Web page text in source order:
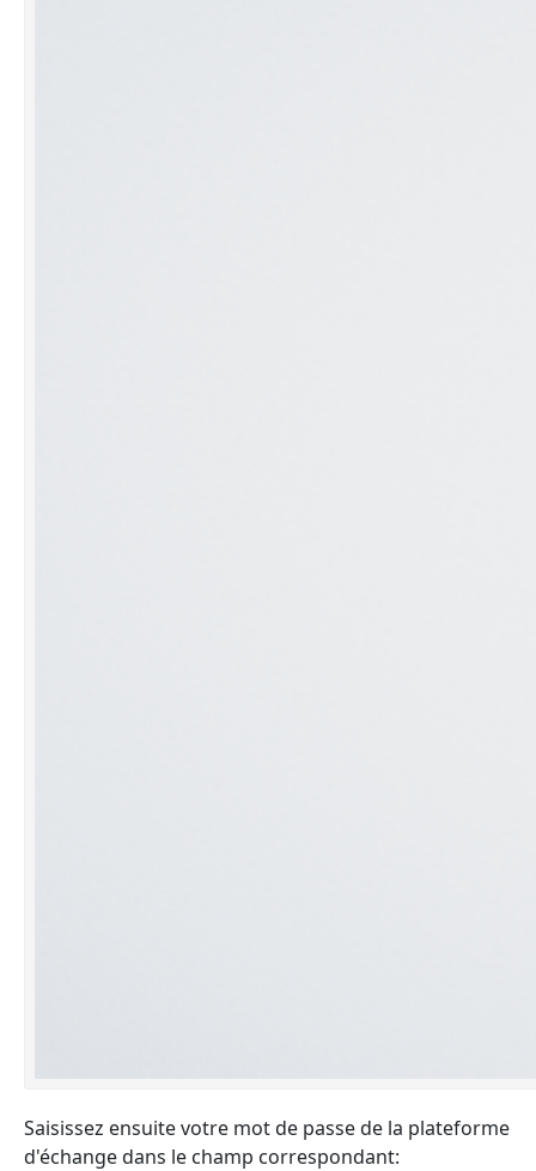
Saisissez ensuite votre mot de passe de la plateforme
d'échange dans le champ correspondant: